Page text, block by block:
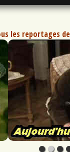
les reportages